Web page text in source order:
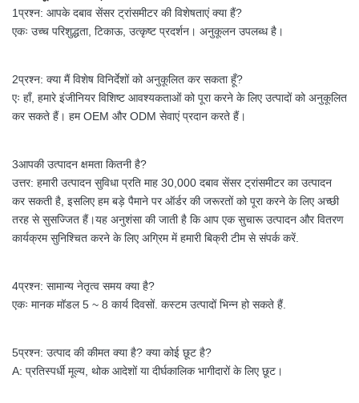
1प्रश्न: आपके दबाव सेंसर ट्रांसमीटर की विशेषताएं क्या हैं?
एकः उच्च परिशुद्धता, टिकाऊ, उत्कृष्ट प्रदर्शन। अनुकूलन उपलब्ध है।
2प्रश्न: क्या मैं विशेष विनिर्देशों को अनुकूलित कर सकता हूँ?
एः हाँ, हमारे इंजीनियर विशिष्ट आवश्यकताओं को पूरा करने के लिए उत्पादों को अनुकूलित
कर सकते हैं। हम OEM और ODM सेवाएं प्रदान करते हैं।
3आपकी उत्पादन क्षमता कितनी है?
उत्तर: हमारी उत्पादन सुविधा प्रति माह 30,000 दबाव सेंसर ट्रांसमीटर का उत्पादन
कर सकती है, इसलिए हम बड़े पैमाने पर ऑर्डर की जरूरतों को पूरा करने के लिए अच्छी
तरह से सुसज्जित हैं।यह अनुशंसा की जाती है कि आप एक सुचारू उत्पादन और वितरण
कार्यक्रम सुनिश्चित करने के लिए अग्रिम में हमारी बिक्री टीम से संपर्क करें.
4प्रश्न: सामान्य नेतृत्व समय क्या है?
एकः मानक मॉडल 5 ~ 8 कार्य दिवसों. कस्टम उत्पादों भिन्न हो सकते हैं.
5प्रश्न: उत्पाद की कीमत क्या है? क्या कोई छूट है?
A: प्रतिस्पर्धी मूल्य, थोक आदेशों या दीर्घकालिक भागीदारों के लिए छूट।